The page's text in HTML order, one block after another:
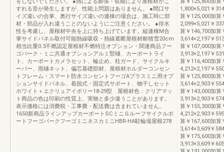
すれる音が発生しますが、性能上問題はありません。 ●間口サ
イズ違いの合掌、奥行サイズ違いの連棟の場合は、施工時に部
材・部品が入れ違うことのないようにご注意ください。 ●排水
性を考慮し、屋根材中央を上に持ち上げています。縦連棟M合
掌サイドパネル取付可能熱線吸収・熱線遮断屋根材耐積雪20cm
相当比重0.3不燃認定屋根材不燃特注オプション・関連商品フー
ゴパーク・ミニ共通オプションアルミ竪樋、カーポートライ
ト、カーポートカメラセット、輪止め、柱ガード、サイクルキ
ーパー、雨樋ネット、偏芯基礎部材、屋根材ホルダーコンセン
トフレーム・スマート防水コンセントフーゴAプラスミニ用オプ
ションサイドパネル、着脱式・固定式サポート、物干しセット
ホワイト＋エクリュアイボリー18-29型 屋根材色：クリアマッ
ト商品の色は印刷の性質上、実物と多少違うことがあります。
表示価格には消費税・工事費・配送費は含まれていません。
1650新商品ラインアップカーポートSCミニＧルーフサイクルポ
ートフーゴパークフーゴミニネスカミニHBR-HA駐輪場屋根278
1,800×5,021￥
算￥125,000加算
2,099×5,021￥
算￥146,700加算
3,614×2,197￥
算￥107,000加算
3,913×2,197￥
算￥116,400加算
4,212×2,197￥
算￥125,800加算
3,614×2,903￥
算￥143,000加算
3,913×2,903￥
算￥155,300加算
4,212×2,903￥
算￥167,600加算
3,614×3,609￥
算￥175,600加算
3,913×3,609￥